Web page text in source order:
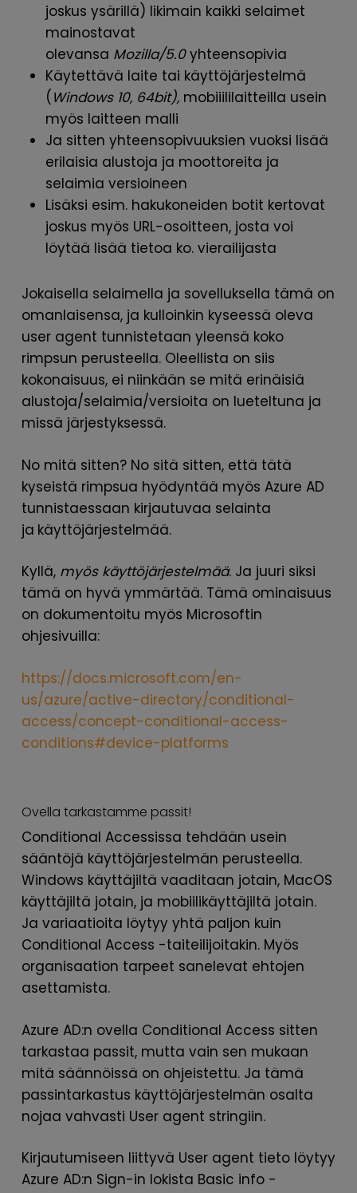
joskus ysärillä) likimain kaikki selaimet
mainostavat
olevansa Mozilla/5.0yhteensopivia
Käytettävä laite tai käyttöjärjestelmä
( Windows 10, 64bit), mobiiililaitteilla usein
myös laitteen malli
Ja sitten yhteensopivuuksien vuoksi lisää
erilaisia alustoja ja moottoreita ja
selaimia versioineen
Lisäksi esim. hakukoneiden botit kertovat
joskus myös URL-osoitteen, josta voi
löytää lisää tietoa ko. vierailijasta
Jokaisella selaimella ja sovelluksella tämä on
omanlaisensa, ja kulloinkin kyseessä oleva
user agent tunnistetaan yleensä koko
rimpsun perusteella. Oleellista on siis
kokonaisuus, ei niinkään se mitä erinäisiä
alustoja/selaimia/versioita on lueteltuna ja
missä järjestyksessä.
No mitä sitten? No sitä sitten, että tätä
kyseistä rimpsua hyödyntää myös Azure AD
tunnistaessaan kirjautuvaa selainta
ja käyttöjärjestelmää.
Kyllä, myös käyttöjärjestelmää. Ja juuri siksi
tämä on hyvä ymmärtää. Tämä ominaisuus
on dokumentoitu myös Microsoftin
ohjesivuilla:
https://docs.microsoft.com/en-
us/azure/active-directory/conditional-
access/concept-conditional-access-
conditions#device-platforms
Ovella tarkastamme passit!
Conditional Accessissa tehdään usein
sääntöjä käyttöjärjestelmän perusteella.
Windows käyttäjiltä vaaditaan jotain, MacOS
käyttäjiltä jotain, ja mobiilikäyttäjiltä jotain.
Ja variaatioita löytyy yhtä paljon kuin
Conditional Access -taiteilijoitakin. Myös
organisaation tarpeet sanelevat ehtojen
asettamista.
Azure AD:n ovella Conditional Access sitten
tarkastaa passit, mutta vain sen mukaan
mitä säännöissä on ohjeistettu. Ja tämä
passintarkastus käyttöjärjestelmän osalta
nojaa vahvasti User agent stringiin.
Kirjautumiseen liittyvä User agent tieto löytyy
Azure AD:n Sign-in lokista Basic info -